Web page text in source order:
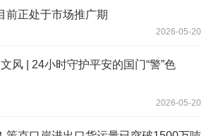
前正处于市场推广期
2026-05-20
风 | 24小时守护平安的国门“警”色
2026-05-20